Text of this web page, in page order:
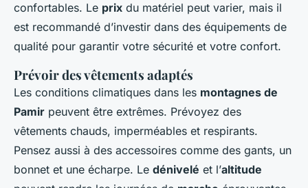
confortables. Le prix du matériel peut varier, mais il
est recommandé d’investir dans des équipements de
qualité pour garantir votre sécurité et votre confort.
Prévoir des vêtements adaptés
Les conditions climatiques dans les montagnes de
Pamir peuvent être extrêmes. Prévoyez des
vêtements chauds, imperméables et respirants.
Pensez aussi à des accessoires comme des gants, un
bonnet et une écharpe. Le dénivelé et l’altitude